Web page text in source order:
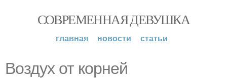
СОВРЕМЕННАЯ ДЕВУШКА
главная новости статьи
Воздух от корней